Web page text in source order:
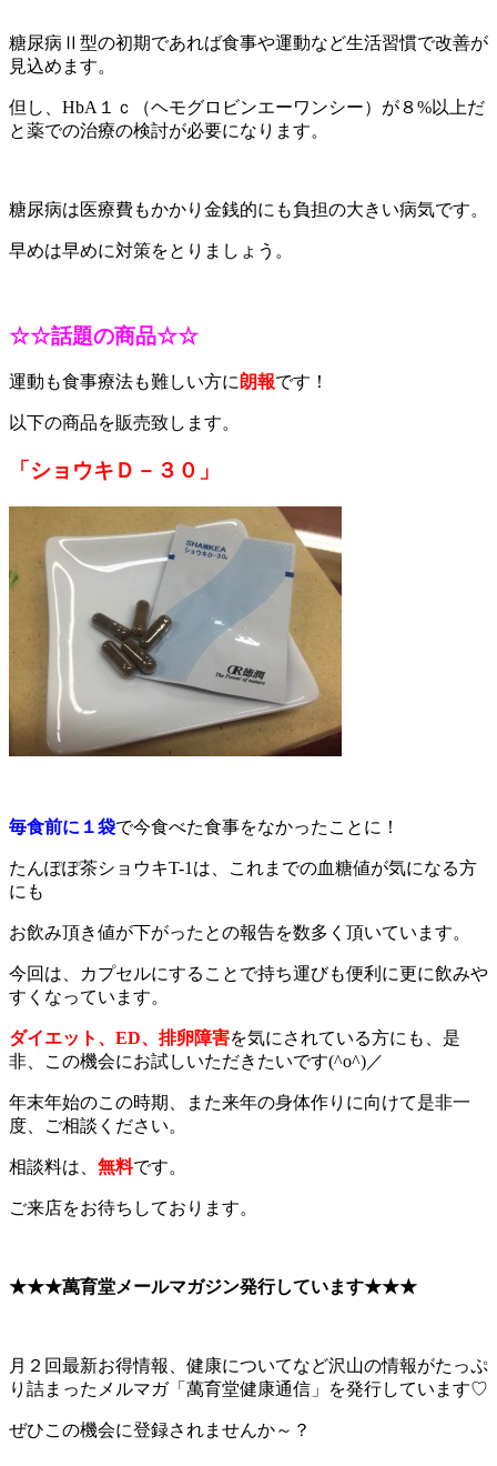
糖尿病Ⅱ型の初期であれば食事や運動など生活習慣で改善が
見込めます。
但し、HbA１ｃ（ヘモグロビンエーワンシー）が８%以上だ
と薬での治療の検討が必要になります。
糖尿病は医療費もかかり金銭的にも負担の大きい病気です。
早めは早めに対策をとりましょう。
☆☆話題の商品☆☆
運動も食事療法も難しい方に朗報です！
以下の商品を販売致します。
「ショウキＤ－３０」
毎食前に１袋で今食べた食事をなかったことに！
たんぽぽ茶ショウキT-1は、これまでの血糖値が気になる方
にも
お飲み頂き値が下がったとの報告を数多く頂いています。
今回は、カプセルにすることで持ち運びも便利に更に飲みや
すくなっています。
ダイエット、ED、排卵障害を気にされている方にも
、是
非、この機会にお試しいただきたいです(^o^)／
年末年始のこの時期、また来年の身体作りに向けて是非一
度、ご相談ください。
相談料は、 無料です。
ご来店をお待ちしております。
★★★萬育堂メールマガジン発行しています★★★
月２回最新お得情報、健康についてなど沢山の情報がたっぷ
り詰まったメルマガ「萬育堂健康通信」を発行しています♡
ぜひこの機会に登録されませんか～？